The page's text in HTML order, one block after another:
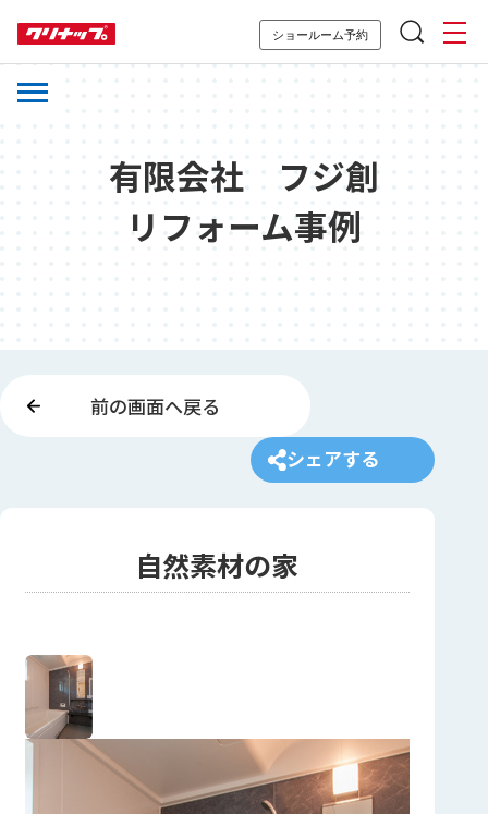
ショールーム予約
有限会社 フジ創
リフォーム事例
前の画面へ戻る
シェアする
自然素材の家